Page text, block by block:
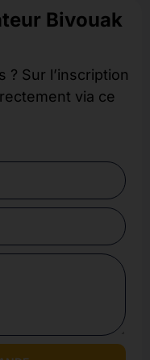
Bivouak
? Sur l’inscription
via ce